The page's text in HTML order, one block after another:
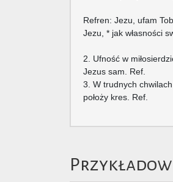
Refren: Jezu, ufam
Jezu, * jak własności
2. Ufność w
Jezus sam. Ref.
3. W trudnych
położy kres. Ref.